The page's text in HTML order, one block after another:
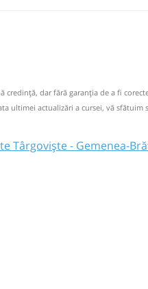
aici
ta ⤣
Grup Atyc -
credinţă, dar fără garanţia de a fi
ultimei actualizări a cursei, vă
Târgoviște - Gemenea-